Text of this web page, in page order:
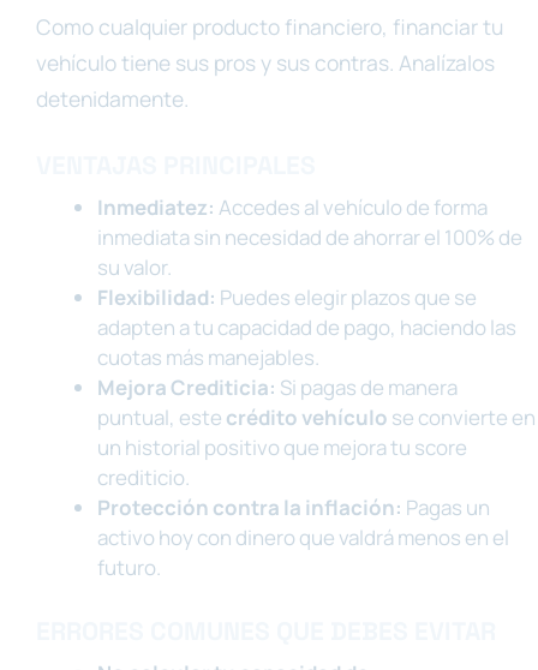
Como cualquier producto financiero, financiar tu
vehículo tiene sus pros y sus contras. Analízalos
detenidamente.
Inmediatez: Accedes al vehículo de forma
inmediata sin necesidad de ahorrar el 100% de
su valor.
Flexibilidad: Puedes elegir plazos que se
adapten a tu capacidad de pago, haciendo las
cuotas más manejables.
Mejora Crediticia: Si pagas de manera
puntual, este crédito vehículo se convierte en
un historial positivo que mejora tu score
crediticio.
Protección contra la inflación: Pagas un
activo hoy con dinero que valdrá menos en el
futuro.